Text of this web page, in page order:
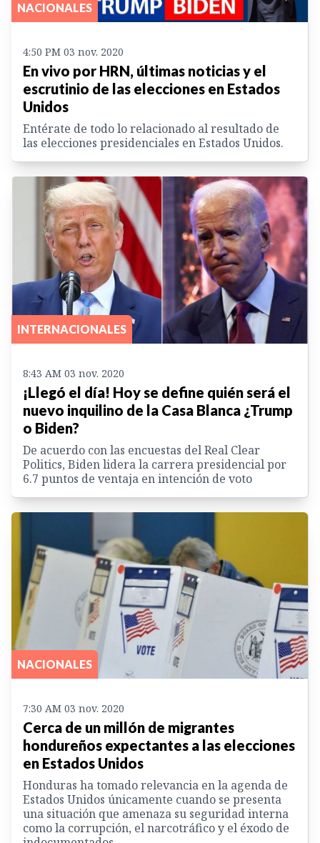
NACIONALES
4:50 PM 03 nov. 2020
En vivo por HRN, últimas noticias y el
escrutinio de las elecciones en Estados
Unidos
Entérate de todo lo relacionado al resultado de
las elecciones presidenciales en Estados Unidos.
INTERNACIONALES
8:43 AM 03 nov. 2020
¡Llegó el día! Hoy se define quién será el
nuevo inquilino de la Casa Blanca ¿Trump
o Biden?
De acuerdo con las encuestas del Real Clear
Politics, Biden lidera la carrera presidencial por
6.7 puntos de ventaja en intención de voto
NACIONALES
7:30 AM 03 nov. 2020
Cerca de un millón de migrantes
hondureños expectantes a las elecciones
en Estados Unidos
Honduras ha tomado relevancia en la agenda de
Estados Unidos únicamente cuando se presenta
una situación que amenaza su seguridad interna
como la corrupción, el narcotráfico y el éxodo de